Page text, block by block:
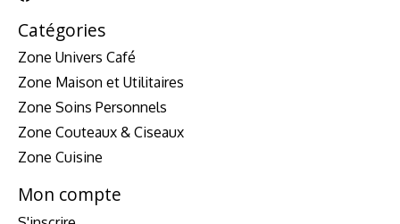
Catégories
Zone Univers Café
Zone Maison et Utilitaires
Zone Soins Personnels
Zone Couteaux & Ciseaux
Zone Cuisine
Mon compte